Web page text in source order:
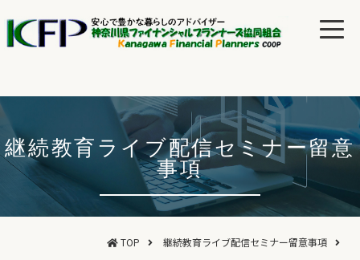
継続教育ライブ配信セミナー留意
事項
TOP 継続教育ライブ配信セミナー留意事項